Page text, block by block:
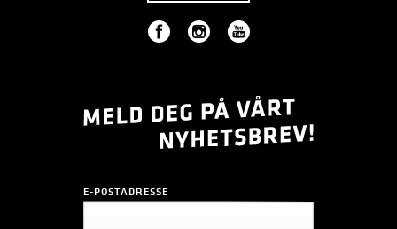
E-POSTADRESSE